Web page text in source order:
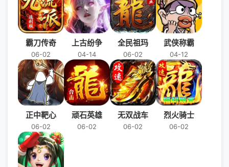
霸刀传奇
06-02
上古纷争
04-14
全民祖玛
06-02
武侠称霸
04-12
正中靶心
06-02
顽石英雄
06-02
无双战车
06-02
烈火骑士
06-02